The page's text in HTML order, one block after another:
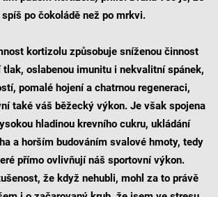
po čokoládě než po mrkvi.
kortizolu způsobuje sníženou činnost
oslabenou imunitu i nekvalitní spánek,
pomalé hojení a chatrnou regeneraci,
také váš běžecký výkon. Je však spojena
hladinou krevního cukru, ukládání
a horším budováním svalové hmoty, tedy
přímo ovlivňují náš sportovní výkon.
že když nehubli, mohl za to právě